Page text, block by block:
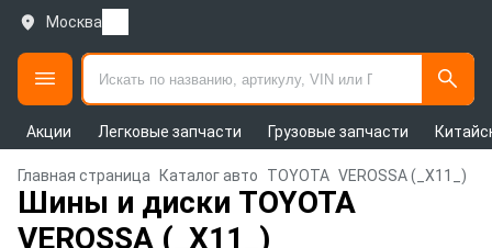
Москва
Акции Легковые запчасти Грузовые запчасти
Главная страница Каталог авто TOYOTA VEROSSA (_X11_)
Шины и диски TOYOTA
VEROSSA (_X11_)